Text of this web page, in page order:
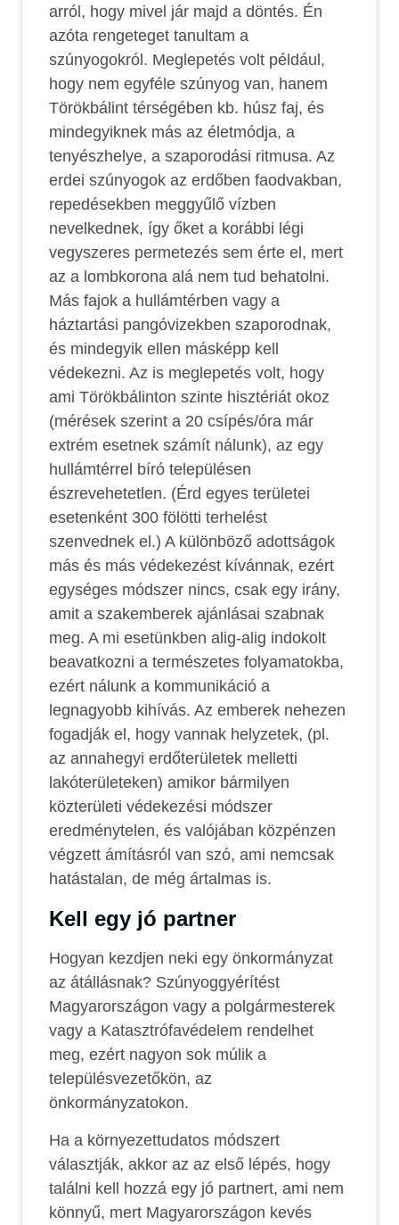
arról, hogy mivel jár majd a döntés. Én
azóta rengeteget tanultam a
szúnyogokról. Meglepetés volt például,
hogy nem egyféle szúnyog van, hanem
Törökbálint térségében kb. húsz faj, és
mindegyiknek más az életmódja, a
tenyészhelye, a szaporodási ritmusa. Az
erdei szúnyogok az erdőben faodvakban,
repedésekben meggyűlő vízben
nevelkednek, így őket a korábbi légi
vegyszeres permetezés sem érte el, mert
az a lombkorona alá nem tud behatolni.
Más fajok a hullámtérben vagy a
háztartási pangóvizekben szaporodnak,
és mindegyik ellen másképp kell
védekezni. Az is meglepetés volt, hogy
ami Törökbálinton szinte hisztériát okoz
(mérések szerint a 20 csípés/óra már
extrém esetnek számít nálunk), az egy
hullámtérrel bíró településen
észrevehetetlen. (Érd egyes területei
esetenként 300 fölötti terhelést
szenvednek el.) A különböző adottságok
más és más védekezést kívánnak, ezért
egységes módszer nincs, csak egy irány,
amit a szakemberek ajánlásai szabnak
meg. A mi esetünkben alig-alig indokolt
beavatkozni a természetes folyamatokba,
ezért nálunk a kommunikáció a
legnagyobb kihívás. Az emberek nehezen
fogadják el, hogy vannak helyzetek, (pl.
az annahegyi erdőterületek melletti
lakóterületeken) amikor bármilyen
közterületi védekezési módszer
eredménytelen, és valójában közpénzen
végzett ámításról van szó, ami nemcsak
hatástalan, de még ártalmas is.
Kell egy jó partner
Hogyan kezdjen neki egy önkormányzat
az átállásnak?Szúnyoggyérítést
Magyarországon vagy a polgármesterek
vagy a Katasztrófavédelem rendelhet
meg, ezért nagyon sok múlik a
településvezetőkön, az
önkormányzatokon.
Ha a környezettudatos módszert
választják, akkor az az első lépés, hogy
találni kell hozzá egy jó partnert, ami nem
könnyű, mert Magyarországon kevés